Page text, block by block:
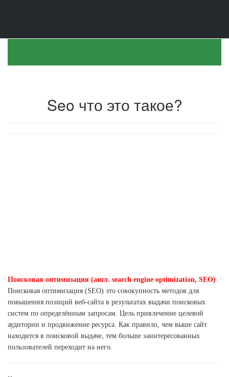
Seo что это такое?
Поисковая оптимизация (англ. search engine optimization, SEO)
Поисковая оптимизация (SEO) это совокупность методов для
повышения позиций веб-сайта в результатах выдачи поисковых
систем по определённым запросам. Цель привлечение целевой
аудитории и продвижение ресурса. Как правило, чем выше сайт
находится в поисковой выдаче, тем больше заинтересованных
пользователей переходит на него.